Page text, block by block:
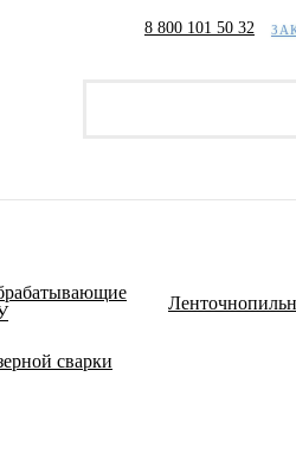
8 800 101 50 32
сварки